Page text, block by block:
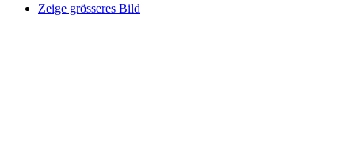
Zeige grösseres Bild